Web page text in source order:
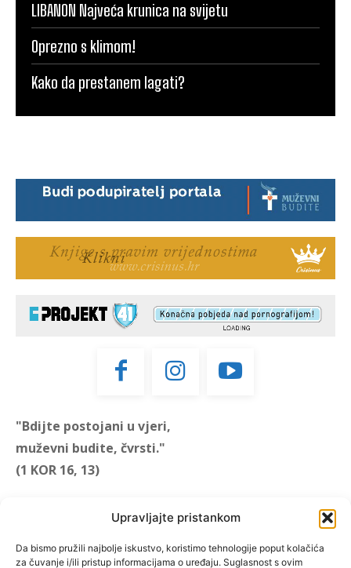
Upravljajte pristankom
Da bismo pružili najbolje iskustvo, koristimo tehnologije poput kolačića
za čuvanje i/ili pristup informacijama o uređaju. Suglasnost s ovim
LIBANON Najveća krunica na svijetu
Oprezno s klimom!
Kako da prestanem lagati?
"Bdijte postojani u vjeri,
muževni budite, čvrsti."
(1 KOR 16, 13)
"Muževni budite" prvi je
hrvatski portal za katoličke
muškarce koji pokušava